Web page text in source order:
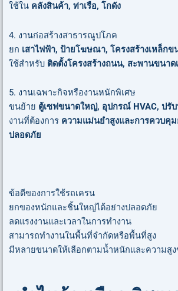
ใช้ใน คลังสินค้า, ท่าเรือ, โกดัง
4. งานก่อสร้างสาธารณูปโภค
ยก เสาไฟฟ้า, ป้ายโฆษณา, โครงสร้างเหล็ก
ใช้สำหรับ ติดตั้งโครงสร้างถนน, สะพานขนาด
5. งานเฉพาะกิจหรืองานหนักพิเศษ
ขนย้าย ตู้เซฟขนาดใหญ่, อุปกรณ์ HVAC, ปรั
งานที่ต้องการ ความแม่นยำสูงและการควบคุ
ปลอดภัย
ข้อดีของการใช้รถเครน
ยกของหนักและชิ้นใหญ่ได้อย่างปลอดภัย
ลดแรงงานและเวลาในการทำงาน
สามารถทำงานในพื้นที่จำกัดหรือพื้นที่สูง
มีหลายขนาดให้เลือกตามน้ำหนักและความสูง